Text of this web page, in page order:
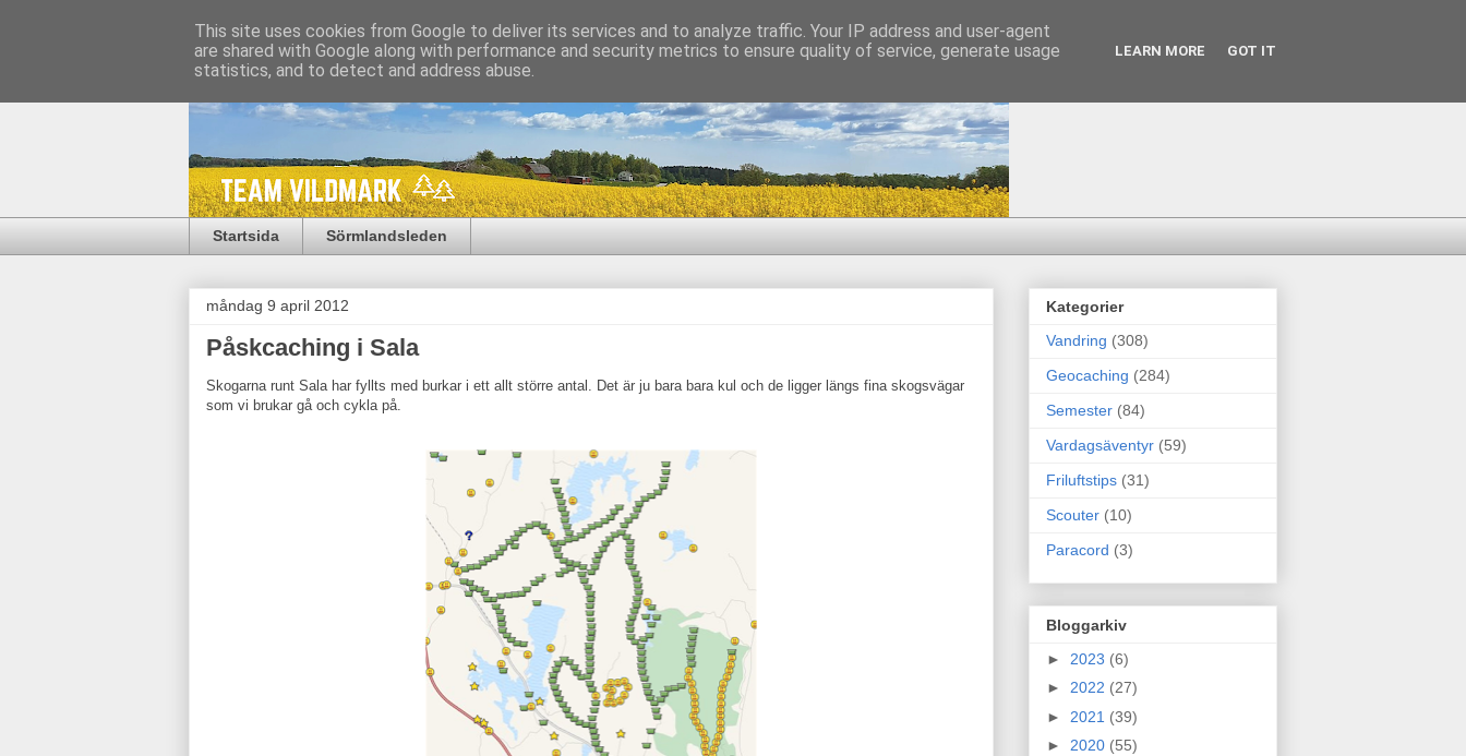
Startsida Sörmlandsleden
måndag 9 april 2012
Påskcaching i Sala
Skogarna runt Sala har fyllts med burkar i ett allt större antal. Det är ju bara bara kul och de ligger längs fina skogsvägar
som vi brukar gå och cykla på.
Kategorier
Vandring (308)
Geocaching (284)
Semester (84)
Vardagsäventyr (59)
Friluftstips (31)
Scouter (10)
Paracord (3)
Bloggarkiv
► 2023 (6)
► 2022 (27)
► 2021 (39)
► 2020 (55)
This site uses cookies from Google to deliver its services and to analyze traffic. Your IP address and user-agent
are shared with Google along with performance and security metrics to ensure quality of service, generate usage
statistics, and to detect and address abuse.
LEARN MORE GOT IT